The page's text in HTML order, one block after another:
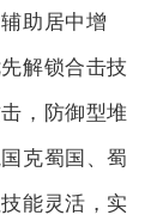
助居中增
解锁合击技
，防御型堆
克蜀国、蜀
能灵活，实